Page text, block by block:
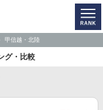
甲信越・北陸
グ・比較